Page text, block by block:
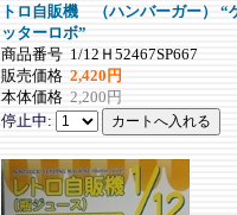
トロ自販機 （ハンバーガー） “
ッターロボ”
商品番号 1/12Ｈ52467SP667
販売価格 2,420円
本体価格 2,200円
停止中: